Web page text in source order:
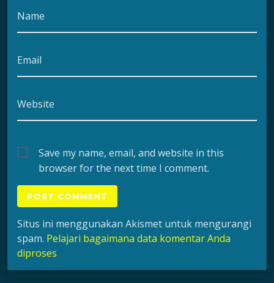
Name
Email
Website
Save my name, email, and website in this
browser for the next time I comment.
Situs ini menggunakan Akismet untuk mengurangi
spam. Pelajari bagaimana data komentar Anda
diproses